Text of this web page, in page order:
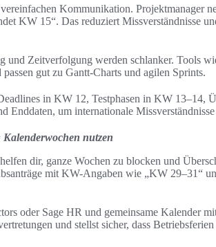
Kommunikation. Projektmanager
KW 15“. Das reduziert Missverständnisse
und Zeitverfolgung werden schlanker. Tools
gut zu Gantt-Charts und agilen Sprints.
in KW 12, Testphasen in KW 13–14,
Enddaten, um internationale
nutzen
dir, ganze Wochen zu blocken und
mit KW-Angaben wie „KW 29–31“
oder Sage HR und gemeinsame Kalender
und stellst sicher, dass